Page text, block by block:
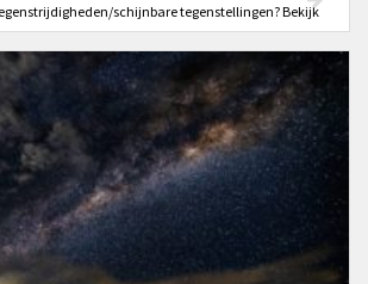
schijnbare tegenstellingen? Bekijk